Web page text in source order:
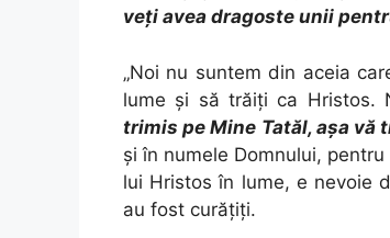
veţi avea dragoste unii
„Noi nu suntem din aceia
lume şi să trăiţi ca Hristos.
trimis pe Mine Tatăl, aşa vă
şi în numele Domnului,
lui Hristos în lume, e nevoie
au fost curăţiţi.